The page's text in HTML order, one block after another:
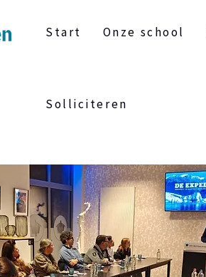
Start Onze school
Solliciteren